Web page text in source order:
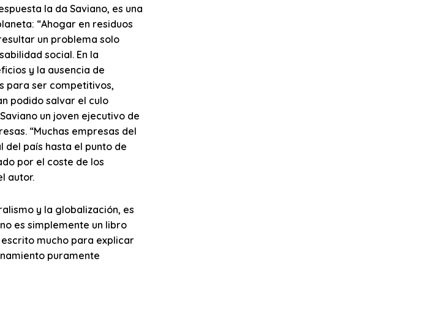
la da Saviano, es una
“Ahogar en residuos
un problema solo
social. En la
y la ausencia de
para ser competitivos,
podido salvar el culo
un joven ejecutivo de
“Muchas empresas del
país hasta el punto de
por el coste de los
autor.
y la globalización, es
es simplemente un libro
mucho para explicar
puramente